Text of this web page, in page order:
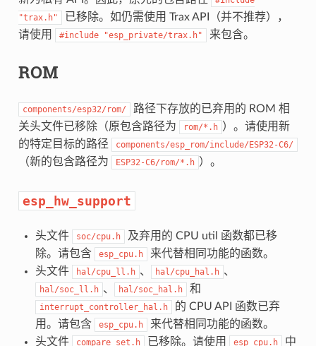
"trax.h"
已移除。如仍需使用 Trax API（并不推荐），
请使用
#include "esp_private/trax.h" 来包含。
ROM
components/esp32/rom/
路径下存放的已弃用的 ROM 相
关头文件已移除（原包含路径为
rom/*.h ）。请使用新
的特定目标的路径
components/esp_rom/include/ESP32-C6/
（新的包含路径为 ESP32-C6/rom/*.h ）。
esp_hw_support
头文件 soc/cpu.h
及弃用的 CPU util 函数都已移
除。请包含
esp_cpu.h
来代替相同功能的函数。
头文件
hal/cpu_ll.h 、 hal/cpu_hal.h 、
hal/soc_ll.h 、 hal/soc_hal.h 和
interrupt_controller_hal.h
的 CPU API 函数已弃
用。请包含
esp_cpu.h
来代替相同功能的函数。
头文件
compare_set.h 已移除。请使用 esp_cpu.h 中